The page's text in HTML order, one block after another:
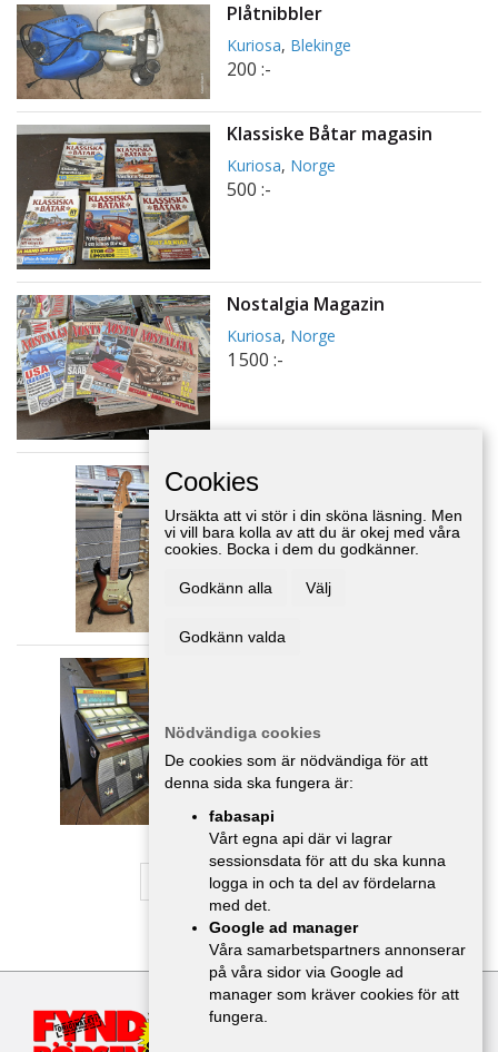
Plåtnibbler
Kuriosa, Blekinge
200 :-
Klassiske Båtar magasin
Kuriosa, Norge
500 :-
Nostalgia Magazin
Kuriosa, Norge
1 500 :-
Elgitarr
Kuriosa Södermanland
36 000 :-
3 4 5
Cookies
Ursäkta att vi stör i din sköna läsning. Men
vi vill bara kolla av att du är okej med våra
cookies. Bocka i dem du godkänner.
Godkänn alla Välj
Godkänn valda
Nödvändiga cookies
De cookies som är nödvändiga för att
denna sida ska fungera är:
fabasapi
Vårt egna api där vi lagrar
sessionsdata för att du ska kunna
logga in och ta del av fördelarna
med det.
Google ad manager
Våra samarbetspartners annonserar
på våra sidor via Google ad
manager som kräver cookies för att
fungera.